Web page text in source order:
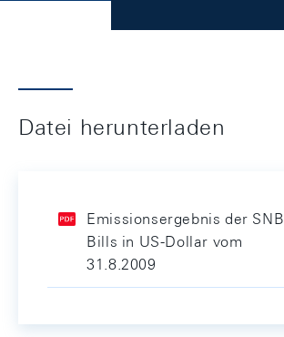
Datei herunterladen
Emissionsergebnis der SNB
Bills in US-Dollar vom
31.8.2009